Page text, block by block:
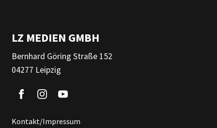
LZ MEDIEN GMBH
Bernhard Göring Straße 152
04277 Leipzig
Kontakt/Impressum